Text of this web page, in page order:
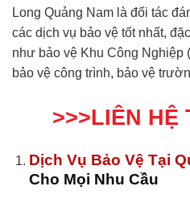
Long Quảng Nam là đối tác
các dịch vụ bảo vệ tốt nhất,
như bảo vệ Khu Công Nghiệp
bảo vệ công trình, bảo vệ
>>>LIÊN HỆ
Dịch Vụ Bảo Vệ Tại
Cho Mọi Nhu Cầu